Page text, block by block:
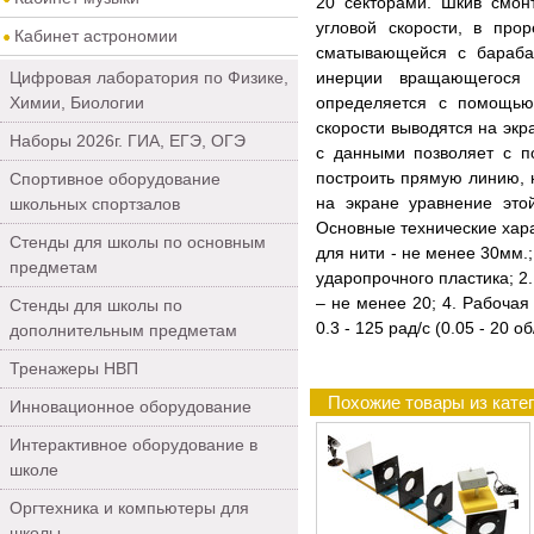
Кабинет астрономии
Цифровая лаборатория по Физике,
Химии, Биологии
Наборы 2026г. ГИА, ЕГЭ, ОГЭ
Спортивное оборудование
школьных спортзалов
Стенды для школы по основным
предметам
Стенды для школы по
дополнительным предметам
Тренажеры НВП
Инновационное оборудование
Интерактивное оборудование в
школе
Оргтехника и компьютеры для
угловой скорости, в
сматывающейся с
инерции
определяется с
скорости выводятся на
с данными позволяет с
построить прямую линию,
на экране уравнение
Основные технические
для нити - не менее
ударопрочного пластика;
– не менее 20; 4.
0.3 - 125 рад/с (0.05 - 20
Похожие товары из